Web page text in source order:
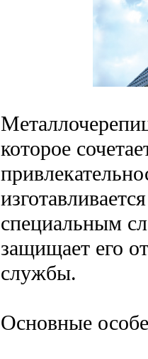
которое
специальным
защищает его
службы.
Основные